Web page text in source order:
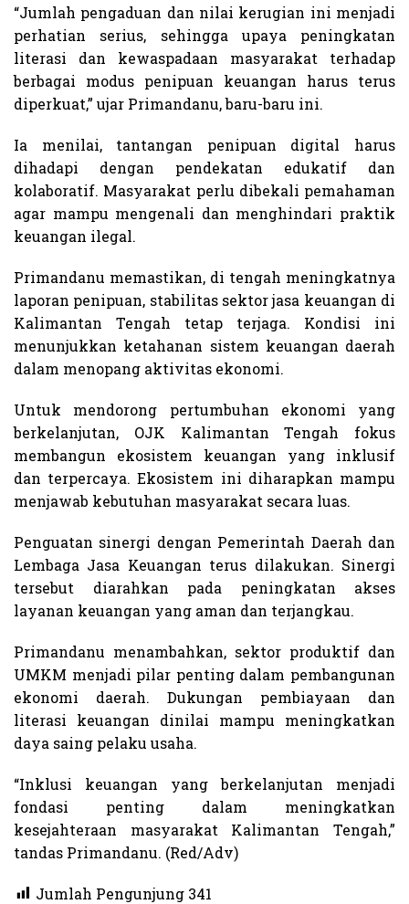
“Jumlah pengaduan dan nilai kerugian ini menjadi
perhatian serius, sehingga upaya peningkatan
literasi dan kewaspadaan masyarakat terhadap
berbagai modus penipuan keuangan harus terus
diperkuat,” ujar Primandanu, baru-baru ini.
Ia menilai, tantangan penipuan digital harus
dihadapi dengan pendekatan edukatif dan
kolaboratif. Masyarakat perlu dibekali pemahaman
agar mampu mengenali dan menghindari praktik
keuangan ilegal.
Primandanu memastikan, di tengah meningkatnya
laporan penipuan, stabilitas sektor jasa keuangan di
Kalimantan Tengah tetap terjaga. Kondisi ini
menunjukkan ketahanan sistem keuangan daerah
dalam menopang aktivitas ekonomi.
Untuk mendorong pertumbuhan ekonomi yang
berkelanjutan, OJK Kalimantan Tengah fokus
membangun ekosistem keuangan yang inklusif
dan terpercaya. Ekosistem ini diharapkan mampu
menjawab kebutuhan masyarakat secara luas.
Penguatan sinergi dengan Pemerintah Daerah dan
Lembaga Jasa Keuangan terus dilakukan. Sinergi
tersebut diarahkan pada peningkatan akses
layanan keuangan yang aman dan terjangkau.
Primandanu menambahkan, sektor produktif dan
UMKM menjadi pilar penting dalam pembangunan
ekonomi daerah. Dukungan pembiayaan dan
literasi keuangan dinilai mampu meningkatkan
daya saing pelaku usaha.
“Inklusi keuangan yang berkelanjutan menjadi
fondasi penting dalam meningkatkan
kesejahteraan masyarakat Kalimantan Tengah,”
tandas Primandanu. (Red/Adv)
Jumlah Pengunjung 341